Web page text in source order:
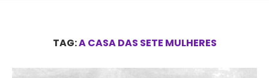
TAG:A CASA DAS SETE MULHERES